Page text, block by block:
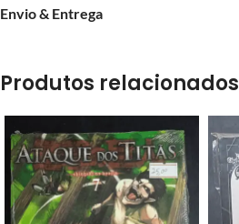
Envio & Entrega
Produtos relacionados